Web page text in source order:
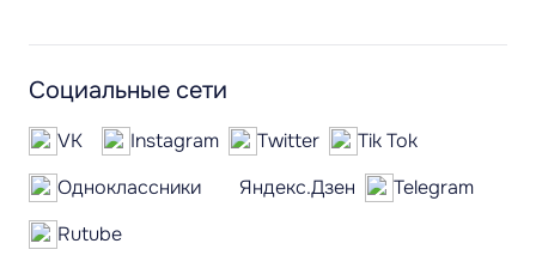
Социальные сети
VK Instagram Twitter
Tik Tok
Одноклассники
Яндекс.Дзен
Telegram
Rutube